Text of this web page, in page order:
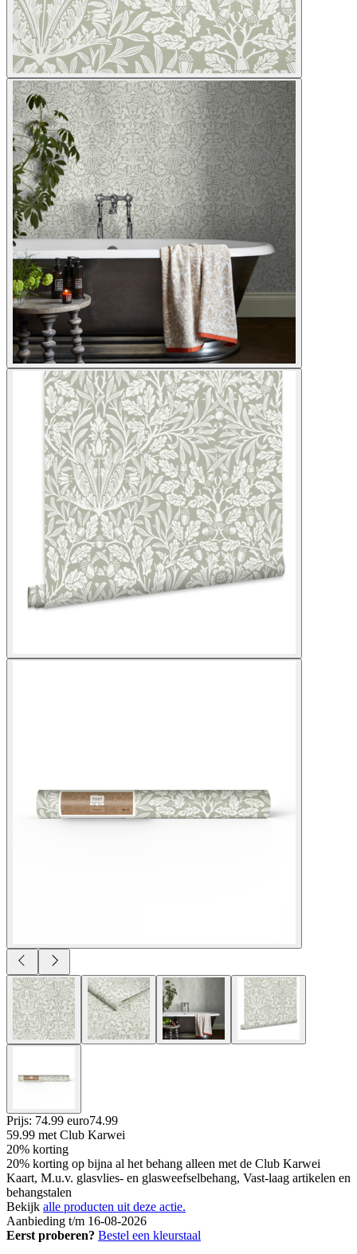
Prijs: 74.99 euro74.99
59.99 met Club Karwei
20% korting
20% korting op bijna al het behang alleen met de Club Karwei
Kaart, M.u.v. glasvlies- en glasweefselbehang, Vast-laag artikelen en
behangstalen
Bekijk alle producten uit deze actie.
Aanbieding t/m 16-08-2026
Eerst proberen? Bestel een kleurstaal